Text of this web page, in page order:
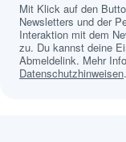
Mit Klick auf den
Newsletters und der
Interaktion mit dem
zu. Du kannst deine
Abmeldelink. Mehr
Datenschutzhinweisen.